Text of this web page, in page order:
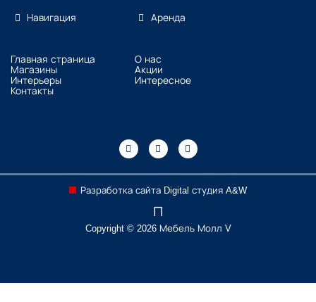
Навигация Аренда
Главная страница
О нас
Магазины
Акции
Интерьеры
Интересное
Контакты
Разработка сайта Digital студия A&W
Copyright © 2026 Мебель Молл V